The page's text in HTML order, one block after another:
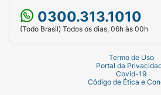
0300.313.1010
(Todo Brasil) Todos os dias, 06h às 00h
Termo de Uso
Portal da
Covid-19
Código de Ética e